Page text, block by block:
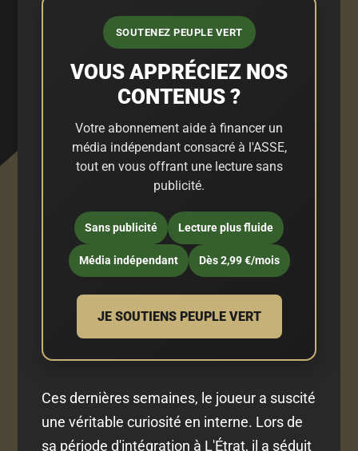
SOUTENEZ PEUPLE VERT
VOUS APPRÉCIEZ NOS
CONTENUS ?
Votre abonnement aide à financer un
média indépendant consacré à l'ASSE,
tout en vous offrant une lecture sans
publicité.
Sans publicité Lecture plus fluide
Média indépendant Dès 2,99 €/mois
JE SOUTIENS PEUPLE VERT
Ces dernières semaines, le joueur a suscité
une véritable curiosité en interne. Lors de
sa période d'intégration à L'Étrat, il a séduit